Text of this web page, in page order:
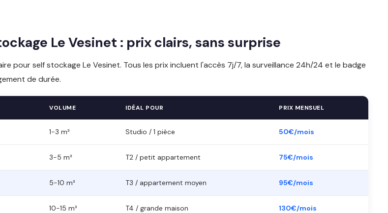
Le Vesinet : prix clairs, sans surprise
pour self stockage Le Vesinet. Tous les prix incluent l'accès 7j/7, la surveillance 24h/24 et le badge
de durée.
VOLUME IDÉAL POUR PRIX MENSUEL
1-3 m³ Studio / 1 pièce 50€/mois
3-5 m³ T2 / petit appartement 75€/mois
5-10 m³ T3 / appartement moyen 95€/mois
10-15 m³ T4 / grande maison 130€/mois